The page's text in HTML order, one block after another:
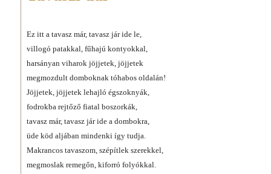
Ez itt a tavasz már, tavasz jár ide le,
villogó patakkal, fűhajú kontyokkal,
harsányan viharok jöjjetek, jöjjetek
megmozdult domboknak tóhabos oldalán!
Jöjjetek, jöjjetek lehajló égszoknyák,
fodrokba rejtőző fiatal boszorkák,
tavasz már, tavasz jár ide a dombokra,
üde köd aljában mindenki így tudja.
Makrancos tavaszom, szépítlek szerekkel,
megmoslak remegőn, kiforró folyókkal.